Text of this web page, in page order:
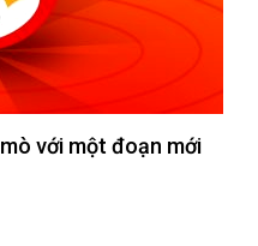
với một đoạn mới